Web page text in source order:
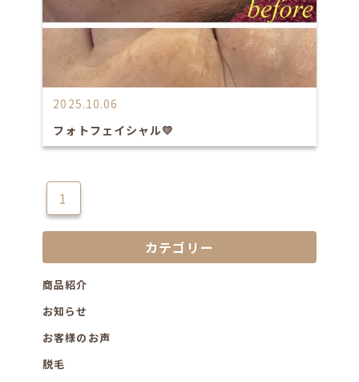
2025.10.06
フォトフェイシャル💛
1
カテゴリー
商品紹介
お知らせ
お客様のお声
脱毛